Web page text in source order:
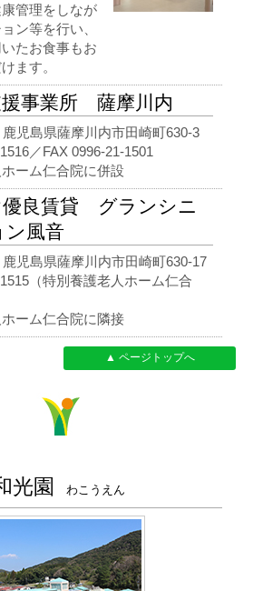
管理をしなが
ン等を行い、
たお食事もお
ます。
援事業所 薩摩川内
児島県薩摩川内市田崎町630-3
／FAX 0996-21-1501
ーム仁合院に併設
優良賃貸 グランシニ
ン風音
児島県薩摩川内市田崎町630-17
（特別養護老人ホーム仁合
ーム仁合院に隣接
▲ ページトップへ
光園 わこうえん